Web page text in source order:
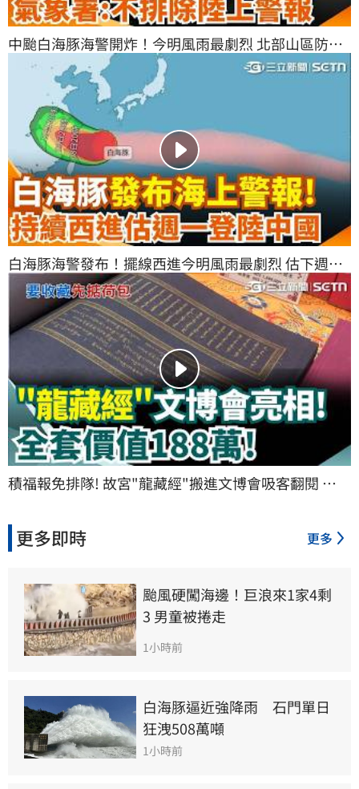
中颱白海豚海警開炸！今明風雨最劇烈 北部山區防豪
雨沿海掀5米長浪｜三立新聞網 SETN.com
白海豚海警發布！擺線西進今明風雨最劇烈 估下週一
登陸中國｜三立新聞網 SETN.com
積福報免排隊! 故宮"龍藏經"搬進文博會吸客翻閱
更多即時 更多
颱風硬闖海邊！巨浪來1家4剩
3 男童被捲走
1小時前
白海豚逼近強降雨　石門單日
狂洩508萬噸
1小時前